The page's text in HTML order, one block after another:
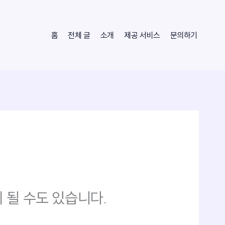
홈 전체 글 소개 제공 서비스 문의하기
될 수도 있습니다.